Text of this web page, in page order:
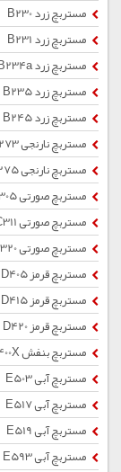
مستربچ زرد B230
مستربچ زرد B231
مستربچ زرد B234a
مستربچ زرد B235
مستربچ زرد B245
مستربچ نارنجی B273
مستربچ نارنجی B275
مستربچ صورتی C305
مستربچ صورتی C311
مستربچ صورتی C320
مستربچ قرمز D405
مستربچ قرمز D415
مستربچ قرمز D420
مستربچ بنفش D400X
مستربچ آبی E503
مستربچ آبی E517
مستربچ آبی E519
مستربچ آبی E593